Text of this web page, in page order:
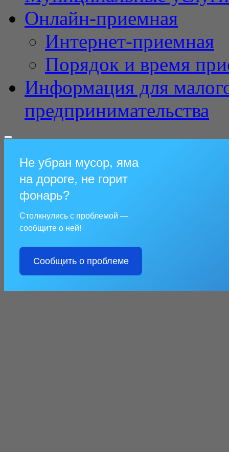
Онлайн-приемная
Интернет-приемная
Порядок и время
Информация для
предпринимательства
Не убран мусор, яма
на дороге, не горит
фонарь?
Столкнулись с проблемой —
сообщите о ней!
Сообщить о проблеме